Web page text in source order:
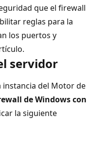
que el firewall
reglas para la
los puertos y
servidor
instancia del Motor de
de Windows con
la siguiente